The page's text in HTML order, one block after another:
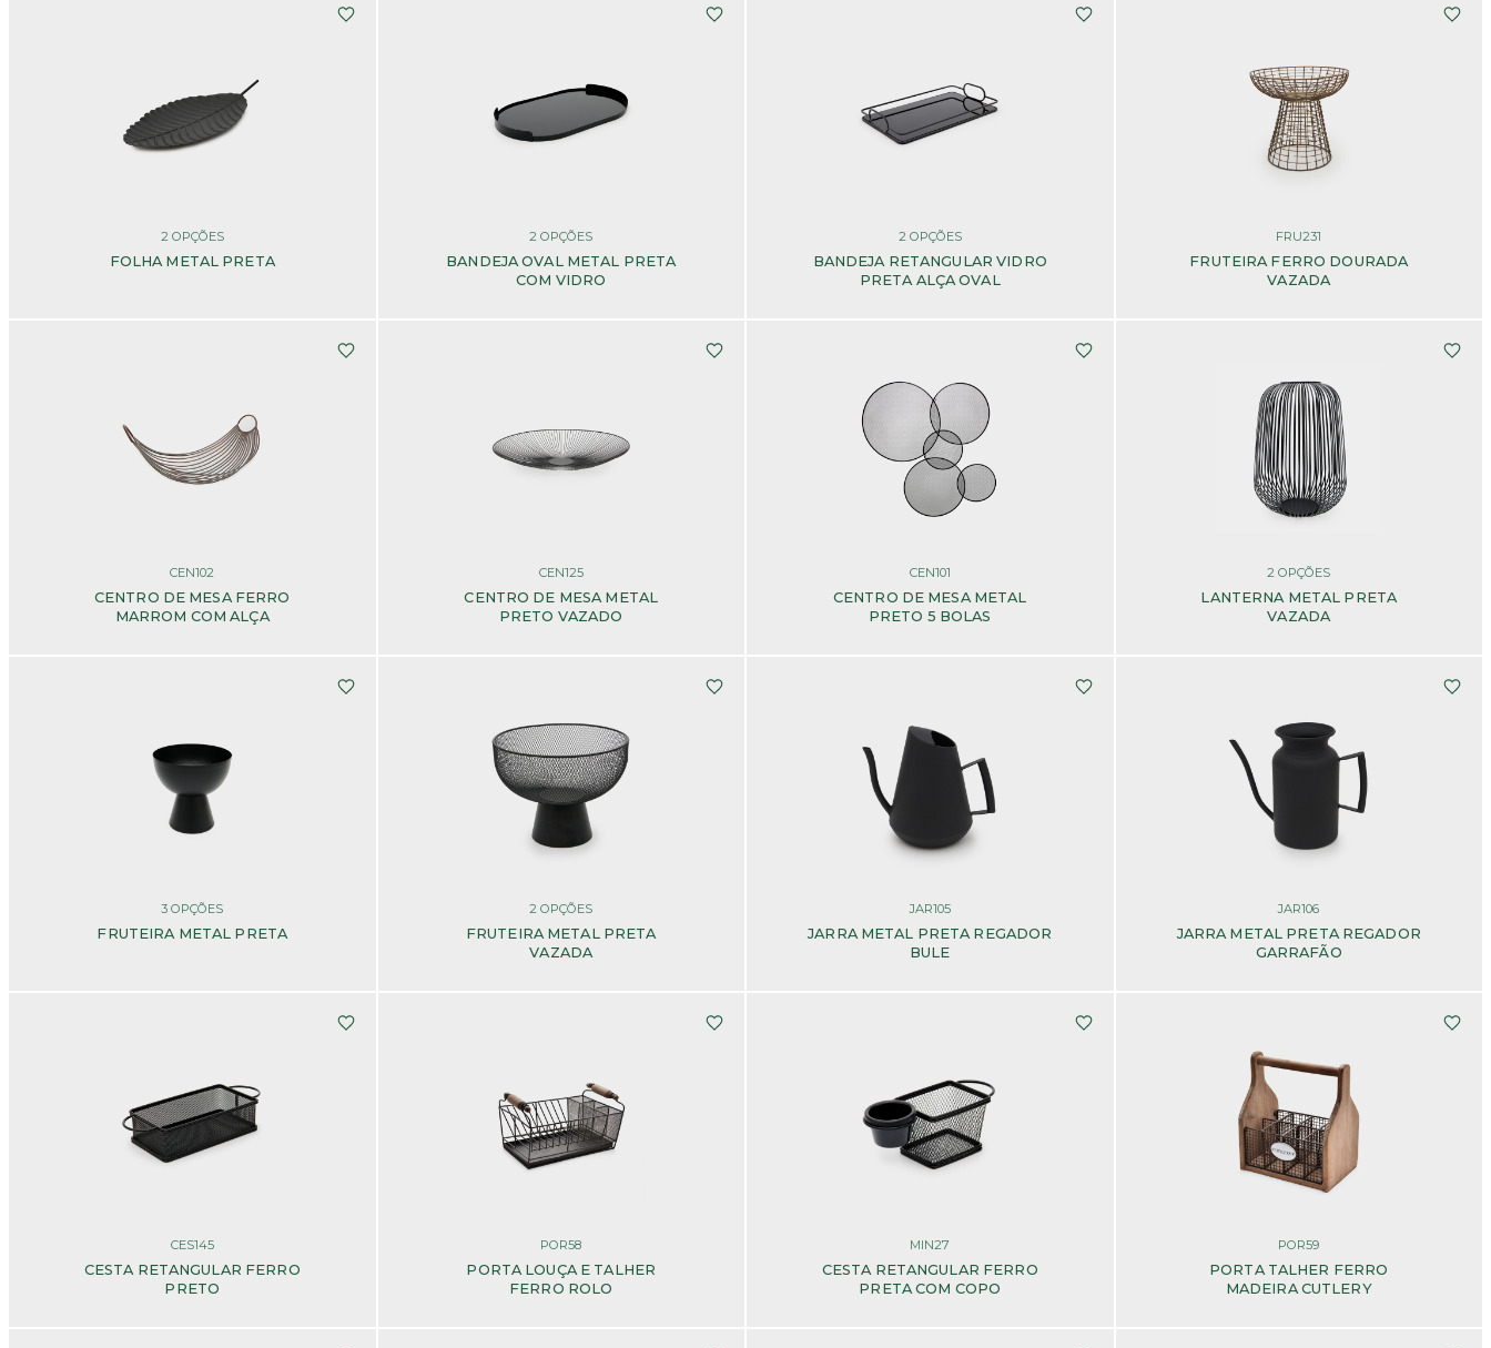
2OPÇÕES
FOLHA METAL PRETA
2 OPÇÕES
BANDEJA OVAL METAL PRETA
COM VIDRO
2OPÇÕES
BANDEJA RETANGULAR VIDRO
PRETA ALÇA OVAL
FRU231
FRUTEIRA FERRO DOURADA
VAZADA
CEN102
CENTRO DE MESA FERRO
MARROM COM ALÇA
CEN125
CENTRO DE MESA METAL
PRETO VAZADO
CEN101
CENTRO DE MESA METAL
PRETO 5 BOLAS
2 OPÇÕES
LANTERNA METAL PRETA
VAZADA
3 OPÇÕES
FRUTEIRA METAL PRETA
2 OPÇÕES
FRUTEIRA METAL PRETA
VAZADA
JAR105
JARRA METAL PRETA REGADOR
BULE
JAR106
JARRA METAL PRETA REGADOR
GARRAFÃO
CES145
CESTA RETANGULAR FERRO
PRETO
POR58
PORTA LOUÇA E TALHER
FERRO ROLO
MIN27
CESTA RETANGULAR FERRO
PRETA COM COPO
POR59
PORTA TALHER FERRO
MADEIRA CUTLERY